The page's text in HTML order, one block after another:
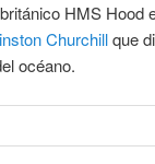
HMS Hood
Churchillque
océano.